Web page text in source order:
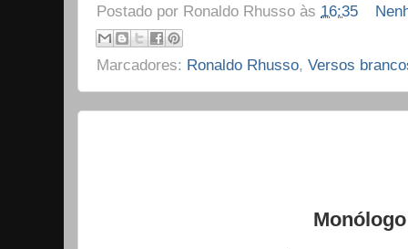
Postado por Ronaldo Rhusso às 16:35
Marcadores: Ronaldo Rhusso, Versos
Monólogo